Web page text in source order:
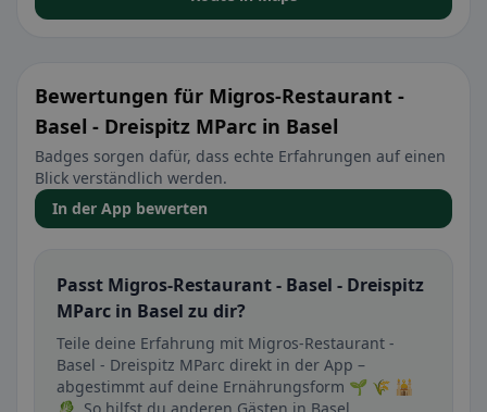
Bewertungen für Migros-Restaurant -
Basel - Dreispitz MParc in Basel
Badges sorgen dafür, dass echte Erfahrungen auf einen
Blick verständlich werden.
In der App bewerten
Passt Migros-Restaurant - Basel - Dreispitz
MParc in Basel zu dir?
Teile deine Erfahrung mit Migros-Restaurant -
Basel - Dreispitz MParc direkt in der App –
abgestimmt auf deine Ernährungsform 🌱 🌾 🕌